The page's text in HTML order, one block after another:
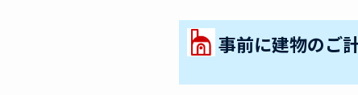
事前に建物のご